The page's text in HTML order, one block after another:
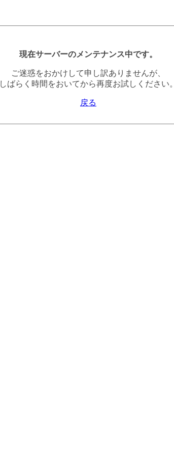
現在サーバーのメンテナンス中です。
ご迷惑をおかけして申し訳ありませんが、
しばらく時間をおいてから再度お試しください。
戻る